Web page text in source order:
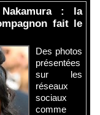
Nakamura : la
fait le
Des photos
présentées
sur les
réseaux
sociaux
comme